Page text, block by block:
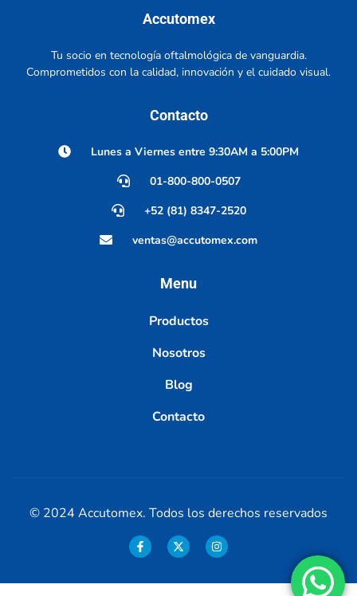
Accutomex
Tu socio en tecnología oftalmológica de vanguardia.
Comprometidos con la calidad, innovación y el cuidado visual.
Contacto
Lunes a Viernes entre 9:30AM a 5:00PM
01-800-800-0507
+52 (81) 8347-2520
ventas@accutomex.com
Menu
Productos
Nosotros
Blog
Contacto
© 2024 Accutomex. Todos los derechos reservados